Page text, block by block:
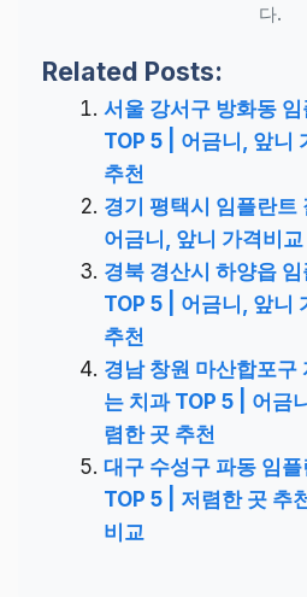
다.
Related Posts:
서울 강서구 방화동
TOP 5 | 어금니, 앞니
추천
경기 평택시 임플란트
어금니, 앞니 가격비
경북 경산시 하양읍
TOP 5 | 어금니, 앞니
추천
경남 창원 마산합포구
는 치과 TOP 5 | 어금
렴한 곳 추천
대구 수성구 파동 임
TOP 5 | 저렴한 곳 추
비교